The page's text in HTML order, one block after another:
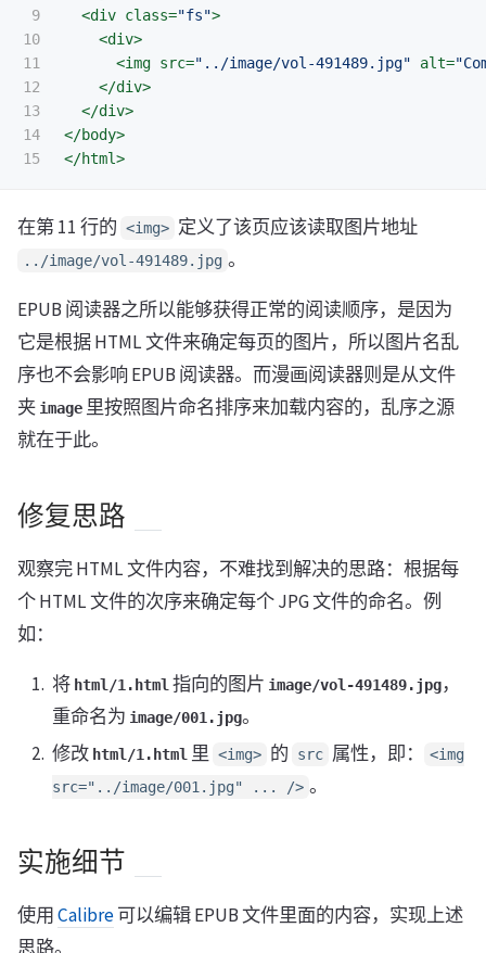
9
10
11
12
13
14
<div class="fs">
<div>
<img src="../image/vol-491489.jpg" alt=
</div>
</div>
</body>
</html>
在第 11 行的 <img> 定义了该页应该读取图片地址
../image/vol-491489.jpg 。
EPUB 阅读器之所以能够获得正常的阅读顺序，是因为
它是根据 HTML 文件来确定每页的图片，所以图片名乱
序也不会影响 EPUB 阅读器。而漫画阅读器则是从文件
夹 image 里按照图片命名排序来加载内容的，乱序之源
就在于此。
修复思路
观察完 HTML 文件内容，不难找到解决的思路：根据每
个 HTML 文件的次序来确定每个 JPG 文件的命名。例
如：
将 html/1.html指向的图片 image/vol-491489.jpg，
重命名为 image/001.jpg。
修改 html/1.html 里 <img> 的 src 属性，即：
<img
src="../image/001.jpg" ... /> 。
实施细节
使用Calibre可以编辑 EPUB 文件里面的内容，实现上述
思路。